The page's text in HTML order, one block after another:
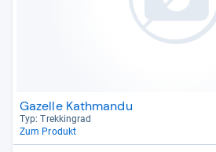
Gazelle Kathmandu
Typ: Trek­kin­grad
Zum Produkt